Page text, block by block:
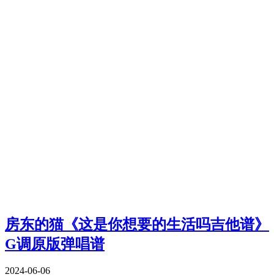
房东的猫《这是你想要的生活吗吉他谱》
G调原版弹唱谱
2024-06-06